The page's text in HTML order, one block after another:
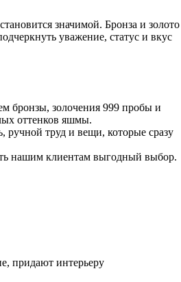
значимой. Бронза и золото
уважение, статус и вкус
бронзы, золочения 999 пробы и
оттенков яшмы.
ручной труд и вещи, которые сразу
нашим клиентам выгодный выбор.
придают интерьеру